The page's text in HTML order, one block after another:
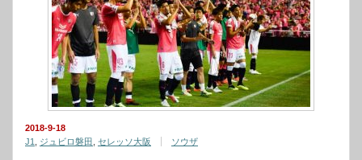
2018-9-18
J1
ジュビロ磐田 セレッソ大阪 ソウザ